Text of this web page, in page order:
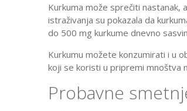
Kurkuma može sprečiti
istraživanja su pokazala da
do 500 mg kurkume dnevno
Kurkumu možete konzumirati i u
koji se koristi u pripremi mnoštva
Probavne